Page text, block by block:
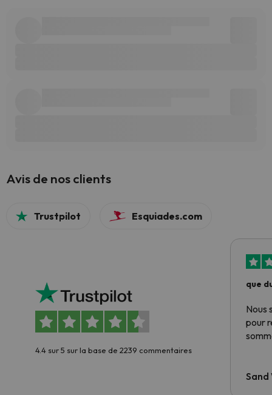
Avis de nos clients
Trustpilot Esquiades.com
4.4 sur 5 sur la base de 2239 commentaires
que
Nous
pour
Sand